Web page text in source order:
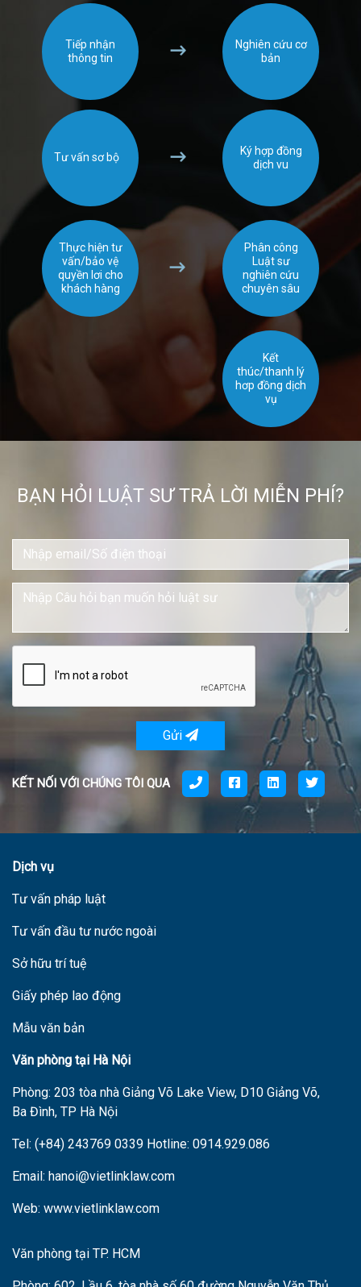
Tiếp nhận
thông tin
Nghiên cứu cơ
bản
Tư vấn sơ bộ
Ký hợp đồng
dịch vu
Phân công
Luật sư
nghiên cứu
chuyên sâu
Thực hiện tư
vấn/bảo vệ
quyền lơi cho
khách hàng
Kết
thúc/thanh lý
hơp đồng dịch
vụ
BẠN HỎI LUẬT SƯ TRẢ LỜI MIỄN PHÍ?
Gửi
KẾT NỐI VỚI CHÚNG TÔI QUA
Dịch vụ
Tư vấn pháp luật
Tư vấn đầu tư nước ngoài
Sở hữu trí tuệ
Giấy phép lao động
Mẫu văn bản
Văn phòng tại Hà Nội
Phòng: 203 tòa nhà Giảng Võ Lake View, D10 Giảng Võ,
Ba Đình, TP Hà Nội
Tel: (+84) 243769 0339 Hotline: 0914.929.086
Email: hanoi@vietlinklaw.com
Web: www.vietlinklaw.com
Văn phòng tại TP. HCM